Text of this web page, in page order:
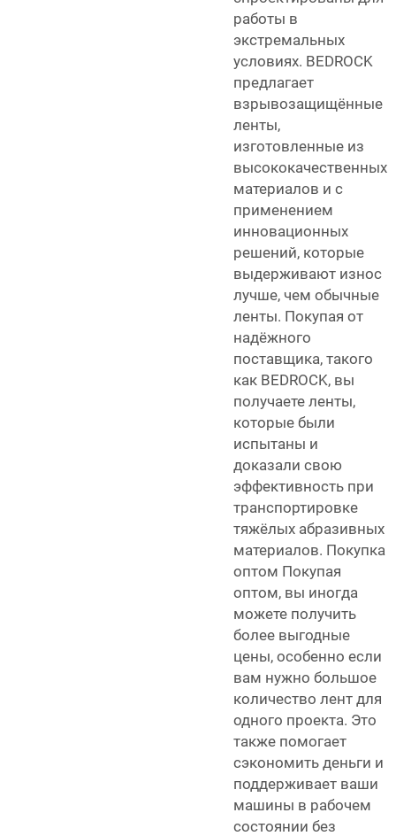
работы в
экстремальных
условиях. BEDROCK
предлагает
взрывозащищённые
ленты,
изготовленные из
высококачественных
материалов и с
применением
инновационных
решений, которые
выдерживают износ
лучше, чем обычные
ленты. Покупая от
надёжного
поставщика, такого
как BEDROCK, вы
получаете ленты,
которые были
испытаны и
доказали свою
эффективность при
транспортировке
тяжёлых абразивных
материалов. Покупка
оптом Покупая
оптом, вы иногда
можете получить
более выгодные
цены, особенно если
вам нужно большое
количество лент для
одного проекта. Это
также помогает
сэкономить деньги и
поддерживает ваши
машины в рабочем
состоянии без